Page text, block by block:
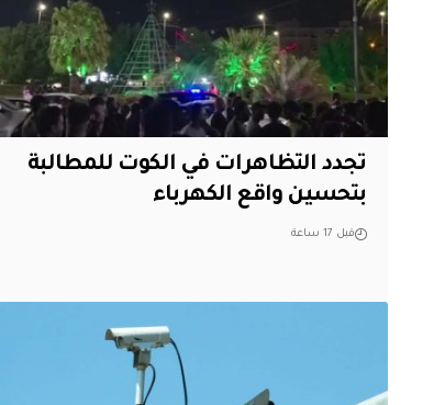
تجدد التظاهرات في الكوت للمطالبة
بتحسين واقع الكهرباء
قبل 17 ساعة